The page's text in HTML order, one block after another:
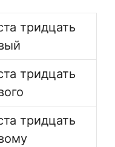
тридцать
тридцать
тридцать